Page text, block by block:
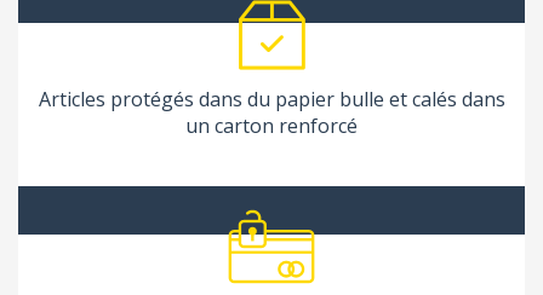
Articles protégés dans du papier bulle et calés dans
un carton renforcé